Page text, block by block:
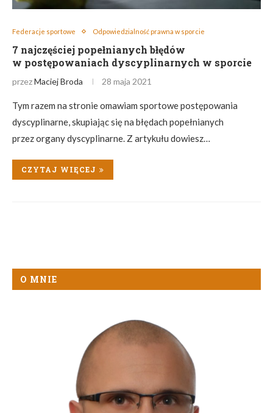
Federacje sportowe Odpowiedzialność prawna w sporcie
7 najczęściej popełnianych błędów
w postępowaniach dyscyplinarnych w sporcie
przezMaciej Broda 28 maja 2021
Tym razem na stronie omawiam sportowe postępowania
dyscyplinarne, skupiając się na błędach popełnianych
przez organy dyscyplinarne. Z artykułu dowiesz…
CZYTAJ WIĘCEJ
O MNIE